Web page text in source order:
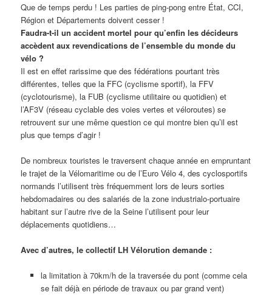
Que de temps perdu ! Les parties de ping-pong entre État, CCI,
Région et Départements doivent cesser !
Faudra-t-il un accident mortel pour qu’enfin les décideurs
accèdent aux revendications de l’ensemble du monde du
vélo ?
Il est en effet rarissime que des fédérations pourtant très
différentes, telles que la FFC (cyclisme sportif), la FFV
(cyclotourisme), la FUB (cyclisme utilitaire ou quotidien) et
l’AF3V (réseau cyclable des voies vertes et véloroutes) se
retrouvent sur une même question ce qui montre bien qu’il est
plus que temps d’agir !
De nombreux touristes le traversent chaque année en empruntant
le trajet de la Vélomaritime ou de l’Euro Vélo 4, des cyclosportifs
normands l’utilisent très fréquemment lors de leurs sorties
hebdomadaires ou des salariés de la zone industrialo-portuaire
habitant sur l’autre rive de la Seine l’utilisent pour leur
déplacements quotidiens…
Avec d’autres, le collectif LH Vélorution demande :
la limitation à 70km/h de la traversée du pont (comme cela
se fait déjà en période de travaux ou par grand vent)